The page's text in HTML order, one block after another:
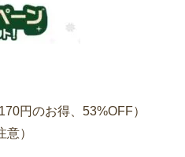
円のお得、53%OFF）
）